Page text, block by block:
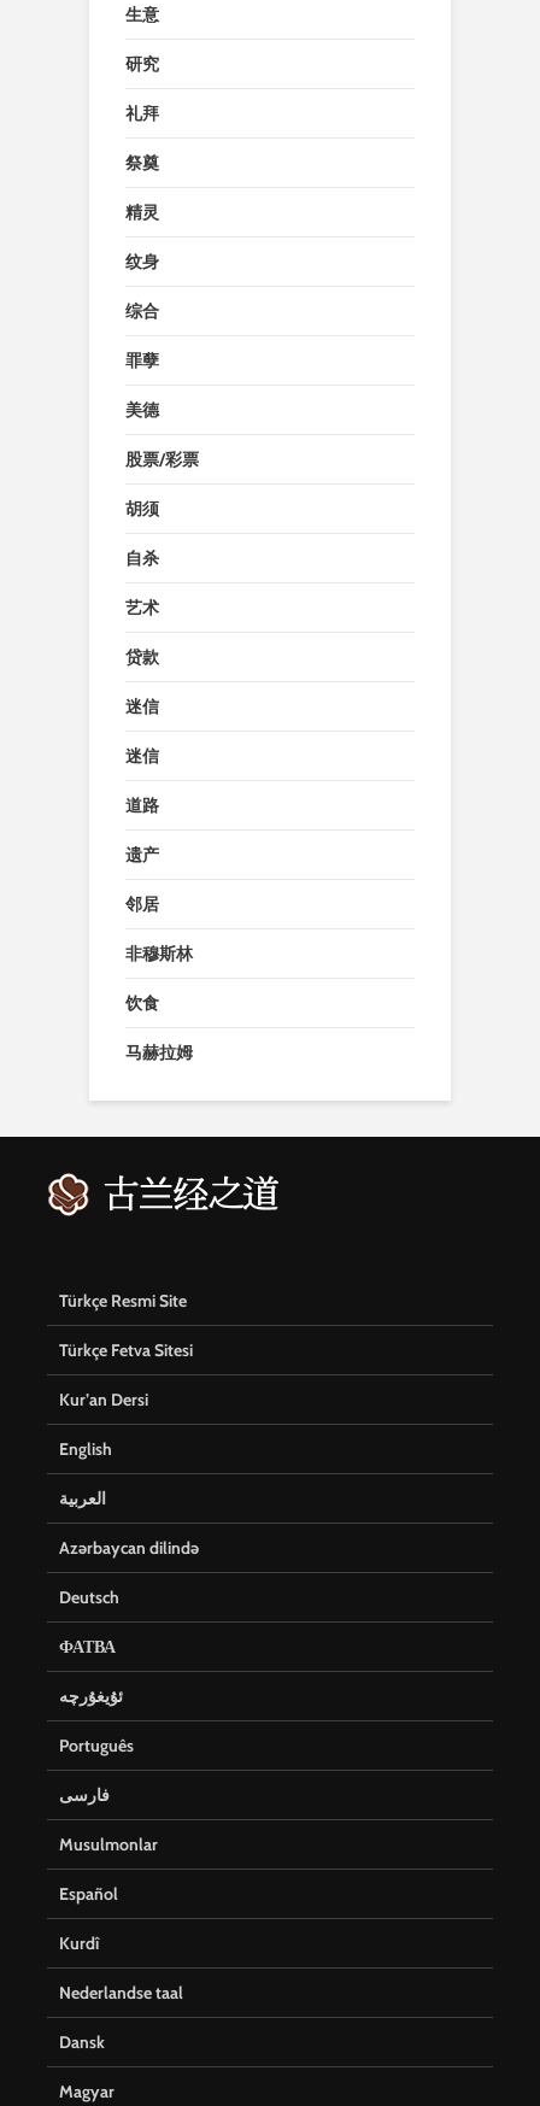
生意
研究
礼拜
祭奠
精灵
纹身
综合
罪孽
美德
股票/彩票
胡须
自杀
艺术
贷款
迷信
迷信
道路
遗产
邻居
非穆斯林
饮食
马赫拉姆
Türkçe Resmi Site
Türkçe Fetva Sitesi
Kur’an Dersi
English
العربية
Azərbaycan dilində
Deutsch
ФАТВА
ئۇيغۇرچە
Português
فارسی
Musulmonlar
Español
Kurdî
Nederlandse taal
Dansk
Magyar